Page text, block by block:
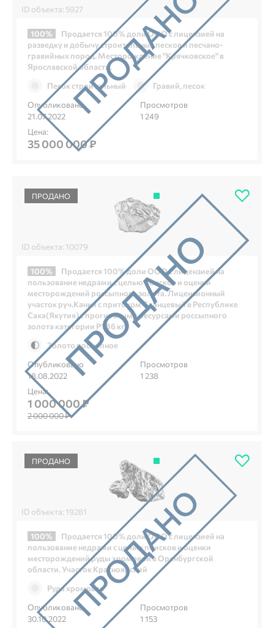
ID объекта: 5927
100%
Продается 100% доли ООО с лицензией на
разведку и добычу строительных песков и песчано-
гравийных пород. Месторождение "Крячковское" в
Ярославской области.
Песок строительный
Гравий, песок
Опубликовано
21.07.2022
Просмотров
1 249
Цена:
35 000 000 ₽
ПРОДАНО
ID объекта: 10079
100%
Продается 100% доли ООО с лицензией на
пользование недрами с целью поисков и оценки
месторождений россыпного золота. Лицензионный
участок руч.Канки с притоком Сланцевый в Республике
Саха(Якутия) с прогнозными ресурсами россыпного
золота категории Р1 36 кг
Золото россыпное
Опубликовано
18.08.2022
Просмотров
1 238
Цена:
1 000 000 ₽
2 000 000 ₽
ПРОДАНО
ID объекта: 19281
100%
Продается 100% доли ООО с лицензией на
пользование недрами с целью поисков и оценки
месторождений руды хромовой в Оренбургской
области. Участок Красноярский
Руда хромовая
Опубликовано
30.10.2022
Просмотров
1 153